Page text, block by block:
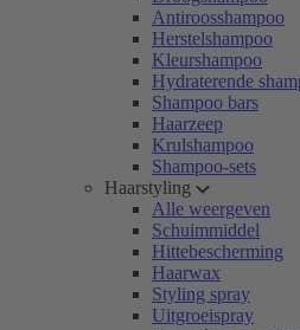
Antiroosshampoo
Herstelshampoo
Kleurshampoo
Hydraterende
Shampoo bars
Haarzeep
Krulshampoo
Shampoo-sets
Haarstyling
Alle weergeven
Schuimmiddel
Hittebescherming
Haarwax
Styling spray
Uitgroeispray